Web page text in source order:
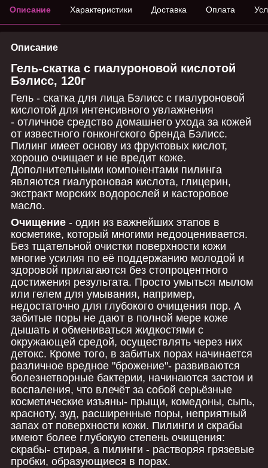
Описание Характеристики Доставка Оплата
Описание
Гель-скатка с гиалуроновой кислотой
Бэлисс, 120г
Гель - скатка для лица Бэлисс с гиалуроновой
кислотой для интенсивного увлажнения
- отличное средство домашнего ухода за кожей
от известного гонконгского бренда Бэлисс.
Пилинг имеет основу из фруктовых кислот,
хорошо очищает и не вредит коже.
Дополнительными компонентами пилинга
являются гиалуроновая кислота, глицерин,
экстракт морских водорослей и касторовое
масло.
Очищение - один из важнейших этапов в
косметике, который многими недооценивается.
Без тщательной очистки поверхности кожи
многие усилия по её поддержанию молодой и
здоровой прилагаются без стопроцентного
достижения результата. Просто умыться мылом
или гелем для умывания, например,
недостаточно для глубокого очищения пор. А
забитые поры не дают в полной мере коже
дышать и обмениваться жидкостями с
окружающей средой, осуществлять через них
детокс. Кроме того, в забитых порах начинается
различное вредное "брожение"- развиваются
болезнетворные бактерии, начинаются застои и
воспаления, что влечёт за собой серьёзные
косметические изъяны- прыщи, комедоны, сыпь,
красноту, зуд, расширенные поры, неприятный
запах от поверхности кожи. Пилинги и скрабы
имеют более глубокую степень очищения:
скрабы- стирая, а пилинги - растворяя грязевые
пробки, образующиеся в порах.